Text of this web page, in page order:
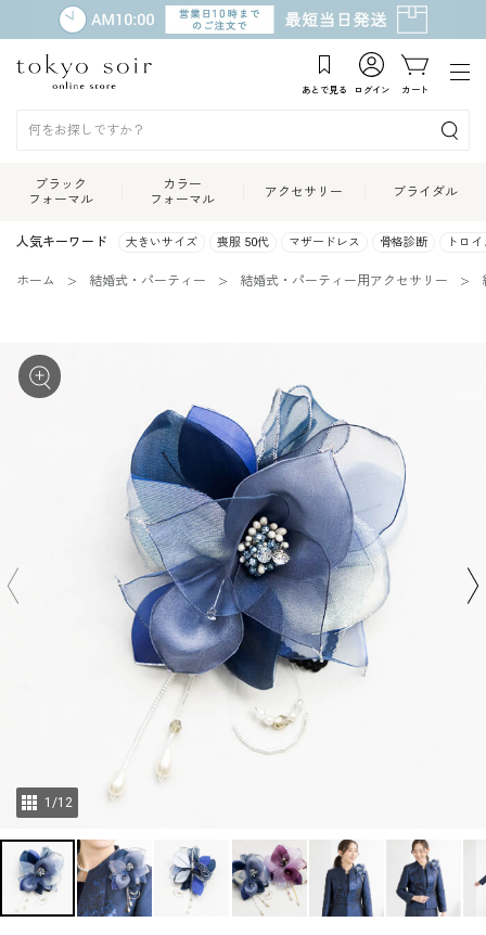
あとで見る ログイン カート
ブラック
フォーマル
カラー
フォーマル
アクセサリー ブライダル
人気キーワード 大きいサイズ 喪服 50代 マザードレス 骨格診断 トロ
ホーム 結婚式・パーティー 結婚式・パーティー用アクセサリー
1 /12